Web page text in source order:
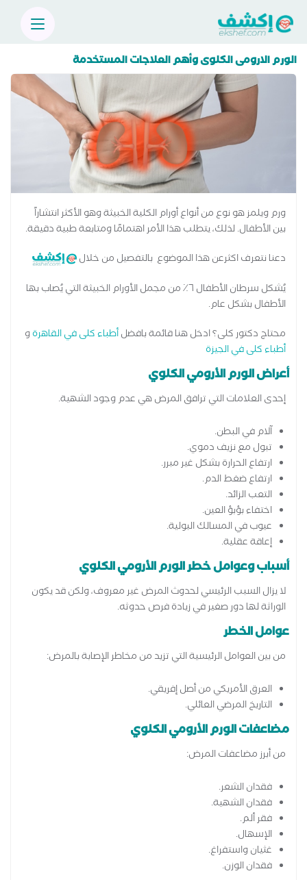
الورم الارومى الكلوى وأهم العلاجات المستخدمة
ورم ويلمز هو نوع من أنواع أورام الكلية الخبيثة وهو الأكثر انتشاراً
بين الأطفال. لذلك، يتطلب هذا الأمر اهتمامًا ومتابعة طبية دقيقة.
دعنا نتعرف اكثرعن هذا الموضوع بالتفصيل من خلال
يُشكل سرطان الأطفال ٦٪ من مجمل الأورام الخبيثة التي يُصاب بها
الأطفال بشكل عام.
محتاج دكتور كلى؟ ادخل هنا قائمة بافضلأطباء كلى في القاهرةو
أطباء كلى في الجيزة
أعراض الورم الأرومي الكلوي
إحدى العلامات التي ترافق المرض هي عدم وجود الشهية.
آلام في البطن.
تبول مع نزيف دموي.
ارتفاع الحرارة بشكل غير مبرر.
ارتفاع ضغط الدم.
التعب الزائد.
اختفاء بؤبؤ العين.
عيوب في المسالك البولية.
إعاقة عقلية.
أسباب وعوامل خطر الورم الأرومي الكلوي
لا يزال السبب الرئيسي لحدوث المرض غير معروف، ولكن قد يكون
الوراثة لها دور صغير في زيادة فرص حدوثه.
عوامل الخطر
من بين العوامل الرئيسية التي تزيد من مخاطر الإصابة بالمرض:
العرق الأمريكي من أصل إفريقي.
التاريخ المرضي العائلي.
مضاعفات الورم الأرومي الكلوي
من أبرز مضاعفات المرض:
فقدان الشعر.
فقدان الشهية.
فقر ألم.
الإسهال.
غثيان واستفراغ.
فقدان الوزن.